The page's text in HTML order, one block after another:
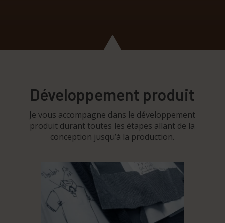
Développement produit
Je vous accompagne dans le développement
produit durant toutes les étapes allant de la
conception jusqu’à la production.